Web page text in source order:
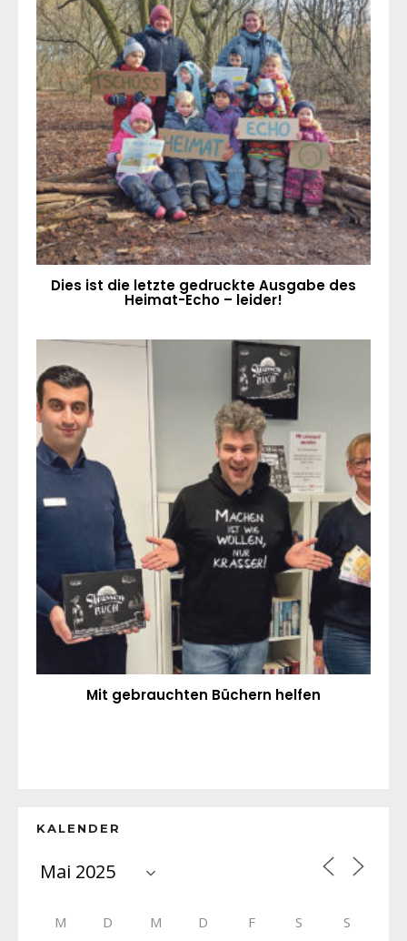
Dies ist die letzte gedruckte Ausgabe des
Heimat-Echo – leider!
Mit gebrauchten Büchern helfen
KALENDER
M D M D F S S